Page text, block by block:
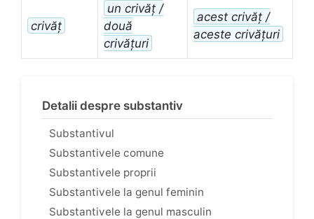
crivăț
un crivăț /
două
crivățuri
acest crivăț /
aceste crivățuri
Detalii despre substantiv
Substantivul
Substantivele comune
Substantivele proprii
Substantivele la genul feminin
Substantivele la genul masculin